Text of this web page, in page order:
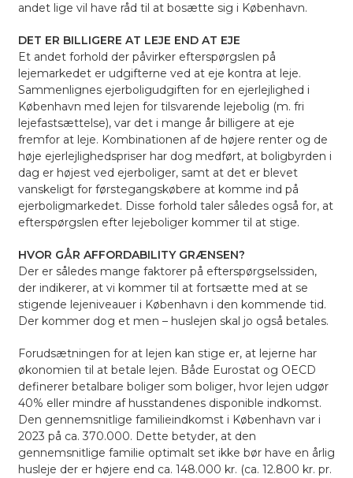
andet lige vil have råd til at bosætte sig i København.
DET ER BILLIGERE AT LEJE END AT EJE
Et andet forhold der påvirker efterspørgslen på
lejemarkedet er udgifterne ved at eje kontra at leje.
Sammenlignes ejerboligudgiften for en ejerlejlighed i
København med lejen for tilsvarende lejebolig (m. fri
lejefastsættelse), var det i mange år billigere at eje
fremfor at leje. Kombinationen af de højere renter og de
høje ejerlejlighedspriser har dog medført, at boligbyrden i
dag er højest ved ejerboliger, samt at det er blevet
vanskeligt for førstegangskøbere at komme ind på
ejerboligmarkedet. Disse forhold taler således også for, at
efterspørgslen efter lejeboliger kommer til at stige.
HVOR GÅR AFFORDABILITY GRÆNSEN?
Der er således mange faktorer på efterspørgselssiden,
der indikerer, at vi kommer til at fortsætte med at se
stigende lejeniveauer i København i den kommende tid.
Der kommer dog et men – huslejen skal jo også betales.
Forudsætningen for at lejen kan stige er, at lejerne har
økonomien til at betale lejen. Både Eurostat og OECD
definerer betalbare boliger som boliger, hvor lejen udgør
40% eller mindre af husstandenes disponible indkomst.
Den gennemsnitlige familieindkomst i København var i
2023 på ca. 370.000. Dette betyder, at den
gennemsnitlige familie optimalt set ikke bør have en årlig
husleje der er højere end ca. 148.000 kr. (ca. 12.800 kr. pr.